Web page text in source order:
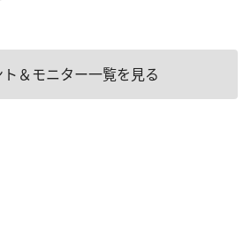
＆モニター一覧を見る